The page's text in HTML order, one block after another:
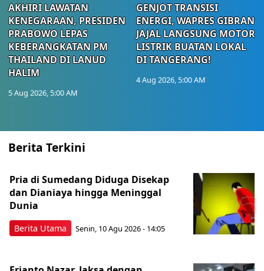
AKHIRI LAWATAN
KENEGARAAN, PRESIDEN
PRABOWO LEPAS
KEBERANGKATAN PM
THAILAND DI LANUD
HALIM
5 Aug 2026, 5:00 AM
GENJOT TRANSISI
ENERGI, WAPRES GIBRAN
JAJAL LANGSUNG MOTOR
LISTRIK BUATAN LOKAL
DI TANGERANG!
4 Aug 2026, 5:00 AM
Berita Terkini
Berita Utama
Pria di Sumedang Diduga Disekap
dan Dianiaya hingga Meninggal
Dunia
Senin, 10 Agu 2026 - 14:05